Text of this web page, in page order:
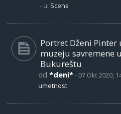
- u: Scena
Portret Dženi Pinter
muzeju savremene
Bukureštu
od *deni*- 07 Okt 2020,
umetnost